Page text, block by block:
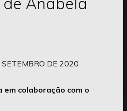
DE 2020
em colaboração com o